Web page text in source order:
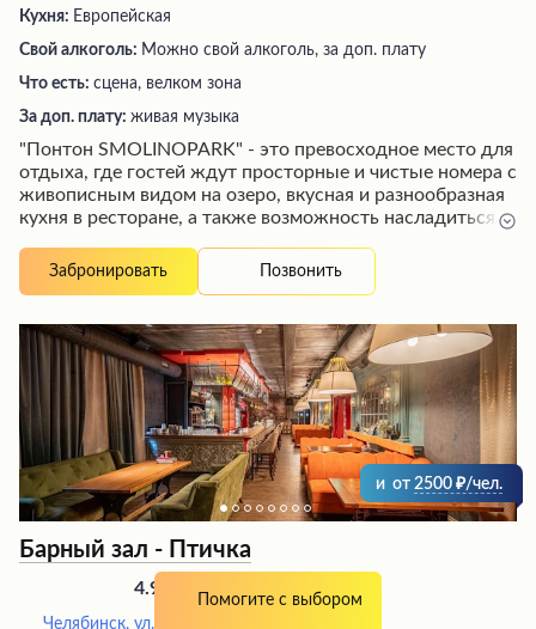
Кухня: Европейская
Свой алкоголь: Можно свой алкоголь, за доп. плату
Что есть: сцена, велком зона
За доп. плату: живая музыка
"Понтон SMOLINOPARK" - это превосходное место для
отдыха, где гостей ждут просторные и чистые номера с
живописным видом на озеро, вкусная и разнообразная
кухня в ресторане, а также возможность насладиться
городу, здесь царит атмосфера гармонии с природой.
Отель отличается радушным и заботливым
незабываемые праздники и мероприятия, где каждая
деталь продумана до мелочей. Посетители высоко
ценят уютную обстановку, качественный сервис и
возможность отведать фирменные блюда, такие как
борщ в горшочке с ароматной хлебной корочкой.
Забронировать Позвонить
и от 2500 /чел.
Барный зал - Птичка
4.9 1894 отзыва
Челябинск, ул. Труда, 67
Помогите с выбором